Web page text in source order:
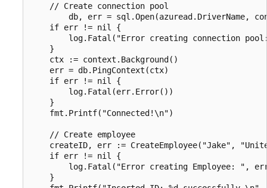
    // Create connection pool
db, err = sql.Open(azuread.DriverName,
    if err != nil {
log.Fatal("Error creating connection
    }
    ctx := context.Background()
    err = db.PingContext(ctx)
    if err != nil {
        log.Fatal(err.Error())
    }
    fmt.Printf("Connected!\n")
    // Create employee
createID, err := CreateEmployee("Jake",
    if err != nil {
log.Fatal("Error creating Employee: ",
    }